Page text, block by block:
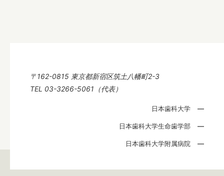
〒162-0815 東京都新宿区筑土八幡町2-3
TEL 03-3266-5061（代表）
日本歯科大学
日本歯科大学生命歯学部
日本歯科大学附属病院